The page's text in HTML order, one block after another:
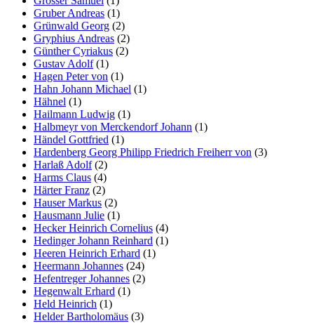
Gruber Andreas (1)
Grünwald Georg (2)
Gryphius Andreas (2)
Günther Cyriakus (2)
Gustav Adolf(1)
Hagen Peter von (1)
Hahn Johann Michael (1)
Hähnel (1)
Hailmann Ludwig (1)
Halbmeyr von Merckendorf Johann (1)
Händel Gottfried (1)
Hardenberg Georg Philipp Friedrich Freiherr von (3)
Harlaß Adolf(2)
Harms Claus (4)
Härter Franz (2)
Hauser Markus (2)
Hausmann Julie (1)
Hecker Heinrich Cornelius (4)
Hedinger Johann Reinhard (1)
Heeren Heinrich Erhard (1)
Heermann Johannes (24)
Hefentreger Johannes (2)
Hegenwalt Erhard (1)
Held Heinrich (1)
Helder Bartholomäus (3)